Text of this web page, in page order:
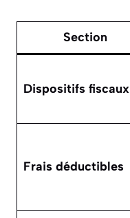
Section
Dispositifs fiscaux
Frais déductibles